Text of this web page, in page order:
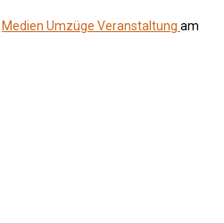
Medien Umzüge Veranstaltung am